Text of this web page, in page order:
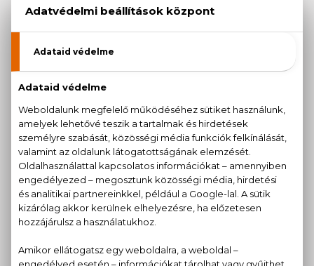
PLANETA ORGANICA
KOZMETIKUM
Sajnos jelenleg a márka egyetlen terméke sem
Termékajánlataink megtekintéséhez válasszon
az alábbi kategóriák közül:
PARFÜMÖK
KOZMETIKUMOK
SMINK